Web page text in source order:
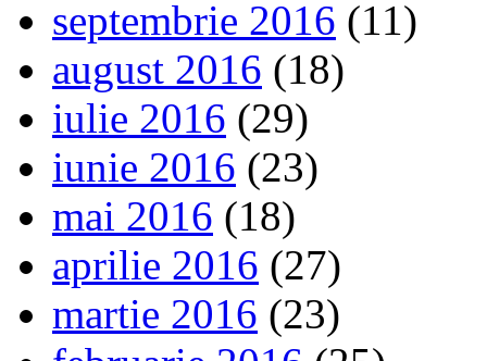
septembrie 2016 (11)
august 2016 (18)
iulie 2016 (29)
iunie 2016 (23)
mai 2016 (18)
aprilie 2016 (27)
martie 2016 (23)